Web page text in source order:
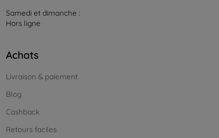
Samedi et dimanche :
Hors ligne
Achats
Livraison & paiement
Blog
Cashback
Retours faciles